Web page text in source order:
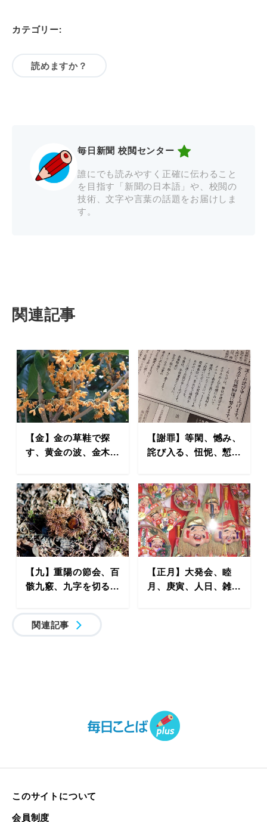
カテゴリー:
読めますか？
毎日新聞 校閲センター
誰にでも読みやすく正確に伝わること
を目指す「新聞の日本語」や、校閲の
技術、文字や言葉の話題をお届けしま
す。
関連記事
【金】金の草鞋で探
す、黄金の波、金木...
【謝罪】等閑、憾み、
詫び入る、忸怩、慙...
【九】重陽の節会、百
骸九竅、九字を切る...
【正月】大発会、睦
月、庚寅、人日、雑...
関連記事
このサイトについて
会員制度